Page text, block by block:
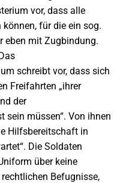
vor, dass alle
für die ein sog.
eben mit Zugbindung.
schreibt vor, dass sich
Freifahrten „ihrer
der
sein müssen“. Von ihnen
Hilfsbereitschaft in
Die Soldaten
über keine
Befugnisse,